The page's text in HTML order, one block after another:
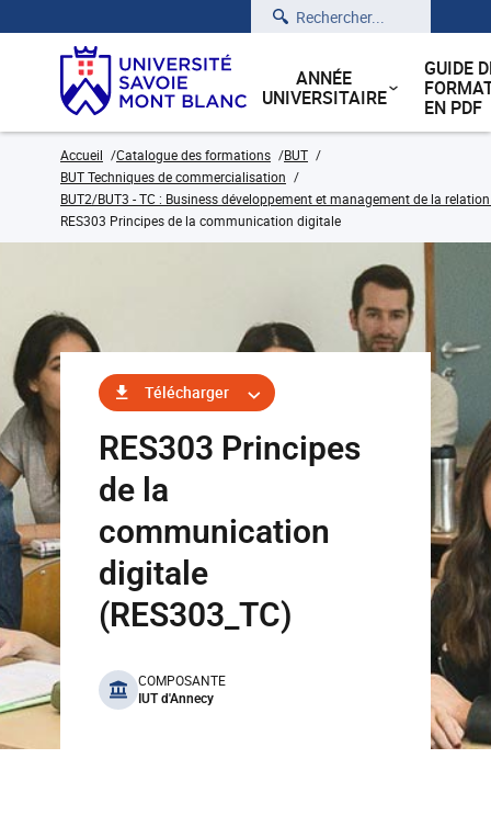
Rechercher
ANNÉE
UNIVERSITAIRE
GUIDE
EN PDF
Accueil Catalogue des formations
BUT
BUT Techniques de commercialisation
BUT2/BUT3 - TC : Business développement et management de la
RES303 Principes de la communication digitale
Télécharger
RES303 Principes
de la
communication
digitale
(RES303_TC)
benefits
COMPOSANTE
IUT d'Annecy